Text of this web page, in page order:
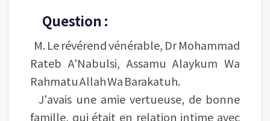
insistance, à le rev
Question :
M. Le révérend vénérable, Dr Mohammad
Rateb A'Nabulsi, Assamu Alaykum Wa
Rahmatu Allah Wa Barakatuh.
J'avais une amie vertueuse, de bonne
famille, qui était en relation intime avec